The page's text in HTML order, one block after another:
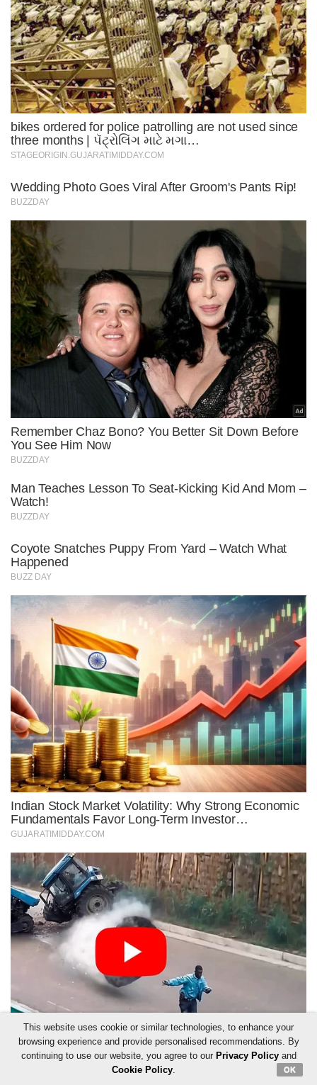
This website uses cookie or similar technologies, to enhance your
browsing experience and provide personalised recommendations. By
continuing to use our website, you agree to our Privacy Policyand
Cookie Policy. OK